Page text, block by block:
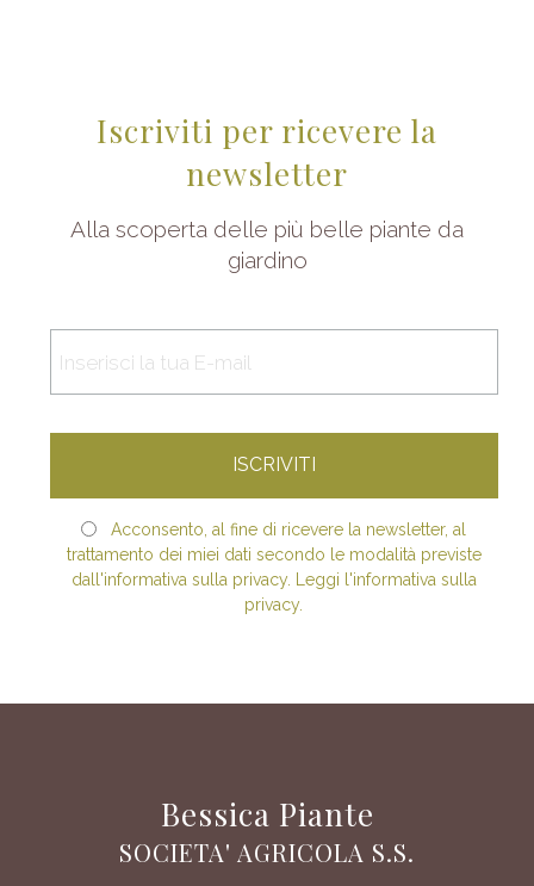
Iscriviti per ricevere la
newsletter
Alla scoperta delle più belle piante da
giardino
Acconsento, al fine di ricevere la newsletter, al
trattamento dei miei dati secondo le modalità previste
dall'informativa sulla privacy. Leggi l'informativa sulla
privacy.
Bessica Piante
SOCIETA' AGRICOLA S.S.